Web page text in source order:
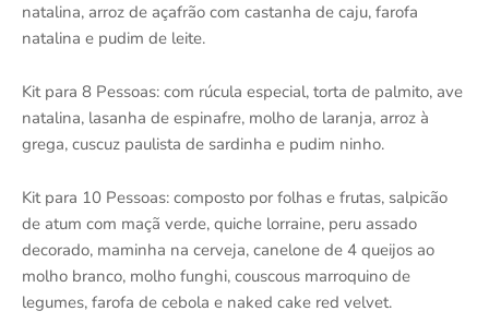
natalina, arroz de açafrão com castanha de caju, farofa
natalina e pudim de leite.
Kit para 8 Pessoas: com rúcula especial, torta de palmito, ave
natalina, lasanha de espinafre, molho de laranja, arroz à
grega, cuscuz paulista de sardinha e pudim ninho.
Kit para 10 Pessoas: composto por folhas e frutas, salpicão
de atum com maçã verde, quiche lorraine, peru assado
decorado, maminha na cerveja, canelone de 4 queijos ao
molho branco, molho funghi, couscous marroquino de
legumes, farofa de cebola e naked cake red velvet.